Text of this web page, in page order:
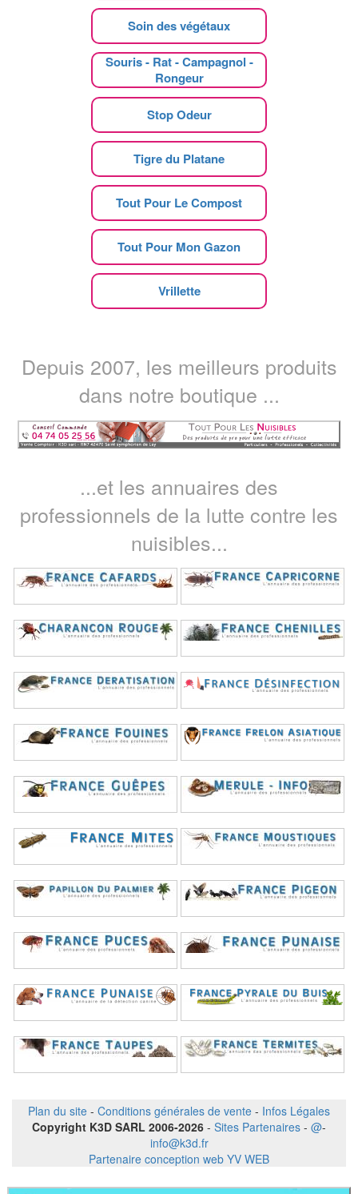
Soin des végétaux
Souris - Rat - Campagnol -
Rongeur
Stop Odeur
Tigre du Platane
Tout Pour Le Compost
Tout Pour Mon Gazon
Vrillette
Depuis 2007, les meilleurs produits
dans notre boutique ...
...et les annuaires des
professionnels de la lutte contre les
nuisibles...
Plan du site - Conditions générales de vente - Infos Légales
Copyright K3D SARL 2006-2026 - Sites Partenaires - @-
info@k3d.fr
Partenaire conception web YV WEB